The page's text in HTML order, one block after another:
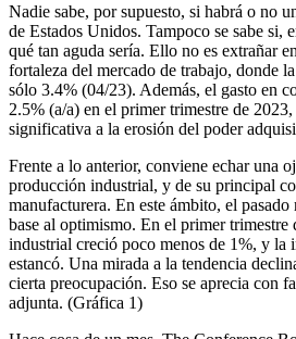
Nadie sabe, por supuesto, si habrá o no
de Estados Unidos. Tampoco se sabe si,
qué tan aguda sería. Ello no es extrañar
fortaleza del mercado de trabajo, donde
sólo 3.4% (04/23). Además, el gasto en
2.5% (a/a) en el primer trimestre de
significativa a la erosión del poder
Frente a lo anterior, conviene echar una
producción industrial, y de su principal
manufacturera. En este ámbito, el pasado
base al optimismo. En el primer trimestre
industrial creció poco menos de 1%, y la
estancó. Una mirada a la tendencia
cierta preocupación. Eso se aprecia con
adjunta. (Gráfica 1)